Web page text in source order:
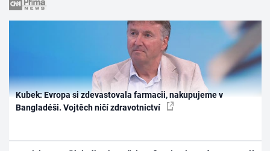
Kubek: Evropa si zdevastovala farmacii, nakupujeme v
Bangladéši. Vojtěch ničí zdravotnictví